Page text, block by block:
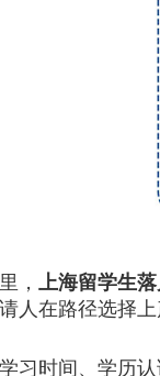
， 上海留学生
人在路径选择上
时间、学历认